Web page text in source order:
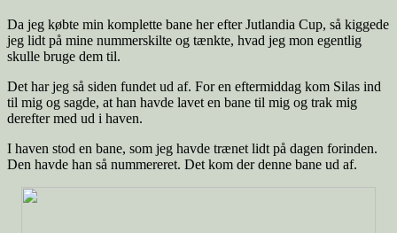
Da jeg købte min komplette bane her efter Jutlandia Cup, så kiggede
jeg lidt på mine nummerskilte og tænkte, hvad jeg mon egentlig
skulle bruge dem til.
Det har jeg så siden fundet ud af. For en eftermiddag kom Silas ind
til mig og sagde, at han havde lavet en bane til mig og trak mig
derefter med ud i haven.
I haven stod en bane, som jeg havde trænet lidt på dagen forinden.
Den havde han så nummereret. Det kom der denne bane ud af.